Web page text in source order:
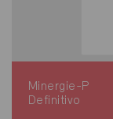
Minergie-P
Definitivo